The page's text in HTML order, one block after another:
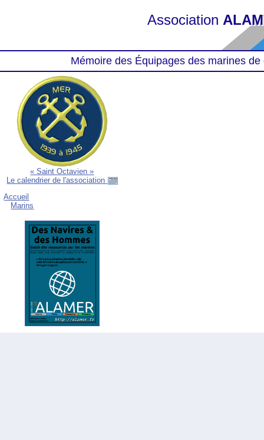
Association
Mémoire des Équipages des marines
« Saint Octavien »
Le calendrier de l'association
Accueil
Marins